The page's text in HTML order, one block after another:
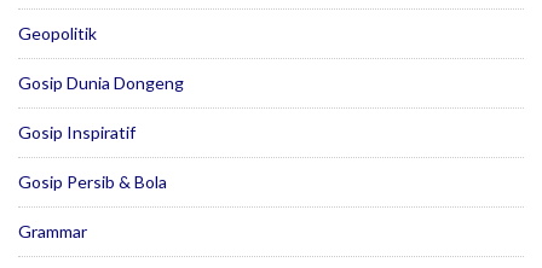
Geopolitik
Gosip Dunia Dongeng
Gosip Inspiratif
Gosip Persib & Bola
Grammar